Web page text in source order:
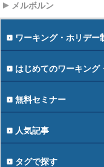
メルボルン
ワーキング・ホリデー
はじめてのワーキング
無料セミナー
人気記事
タグで探す